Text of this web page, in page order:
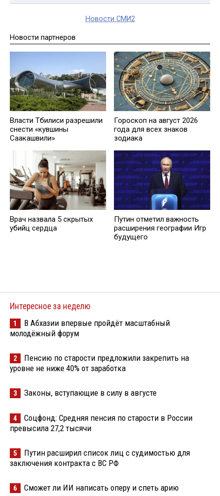
Новости СМИ2
Новости партнеров
Власти Тбилиси разрешили
снести «кувшины
Саакашвили»
Гороскоп на август 2026
года для всех знаков
зодиака
Врач назвала 5 скрытых
убийц сердца
Путин отметил важность
расширения географии Игр
будущего
Интересное за неделю
1
В Абхазии впервые пройдёт масштабный
молодёжный форум
2
Пенсию по старости предложили закрепить на
уровне не ниже 40% от заработка
3 Законы, вступающие в силу в августе
4
Соцфонд: Средняя пенсия по старости в России
превысила 27,2 тысячи
5
Путин расширил список лиц с судимостью для
заключения контракта с ВС РФ
6 Сможет ли ИИ написать оперу и спеть арию